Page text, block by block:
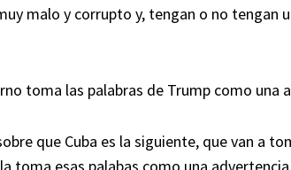
malo y corrupto y, tengan o no tengan
toma las palabras de Trump como una
que Cuba es la siguiente, que van a